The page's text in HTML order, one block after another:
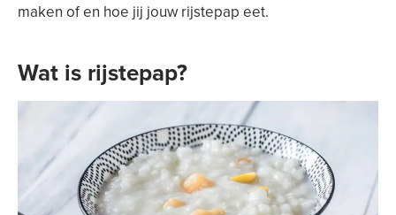
maken of en hoe jij jouw rijstepap eet.
Wat is rijstepap?